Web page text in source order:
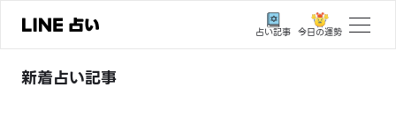
占い記事 今日の運勢
トップ
新着占い記事
【えもじの子（占）12星座占い】各星座の
底解説
占い